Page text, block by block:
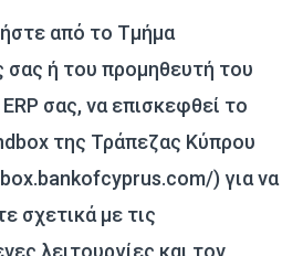
από το Τμήμα
σας ή του προμηθευτή του
σας, να επισκεφθεί το
της Τράπεζας Κύπρου
) για να
σχετικά με τις
λειτουργίες και τον